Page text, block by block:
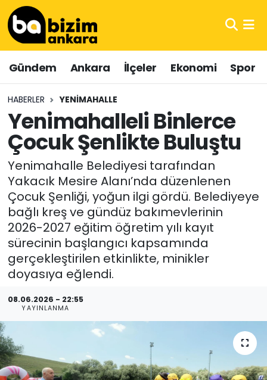
Gündem Ankara İlçeler Ekonomi Spor
HABERLER YENIMAHALLE
Yenimahalleli Binlerce
Çocuk Şenlikte Buluştu
Yenimahalle Belediyesi tarafından
Yakacık Mesire Alanı’nda düzenlenen
Çocuk Şenliği, yoğun ilgi gördü. Belediyeye
bağlı kreş ve gündüz bakımevlerinin
2026-2027 eğitim öğretim yılı kayıt
sürecinin başlangıcı kapsamında
gerçekleştirilen etkinlikte, minikler
doyasıya eğlendi.
08.06.2026 - 22:55
YAYINLANMA
Hava Durumu
Trafik Durumu
Süper Lig Puan Durumu ve Fikstür
Tüm Manşetler
Son Dakika Haberleri
Haber Arşivi